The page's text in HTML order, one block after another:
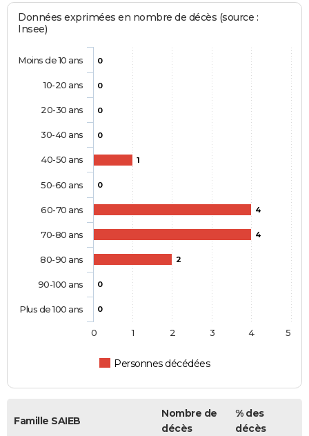
Données exprimées en nombre de décès (source :
Insee)
0
0
0
0
1
0
4
4
2
0
0
Personnes décédées
Moins de 10 ans
10-20 ans
20-30 ans
30-40 ans
40-50 ans
50-60 ans
60-70 ans
70-80 ans
80-90 ans
90-100 ans
Plus de 100 ans
0 1 2 3 4 5
Famille SAIEB
Nombre de
décès
% des
décès